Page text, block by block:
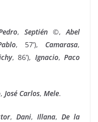
, Septién©,Abel
, 57’), Camarasa,
, 86’), Ignacio,Paco
, José Carlos, Mele.
, Dani, Illana, De la